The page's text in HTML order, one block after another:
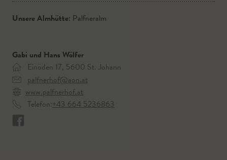
Unsere Almhütte: Palfneralm
Gabi und Hans Wölfer
Einöden 17, 5600 St. Johann
palfnerhof@aon.at
www.palfnerhof.at
Telefon:+43 664 5236863